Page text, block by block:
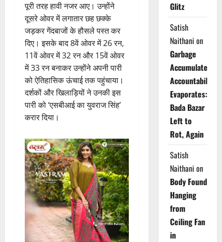
पूरी तरह हावी नजर आए। उन्होंने
दूसरे ओवर में लगातार छह छक्के
जड़कर गेंदबाजों के हौसले पस्त कर
दिए। इसके बाद 8वें ओवर में 26 रन,
11वें ओवर में 32 रन और 15वें ओवर
में 33 रन बनाकर उन्होंने अपनी पारी
को ऐतिहासिक ऊंचाई तक पहुंचाया।
दर्शकों और खिलाड़ियों ने उनकी इस
पारी को ‘एसबीआई का युवराज सिंह’
करार दिया।
Glitz
Satish
Naithani on
Garbage
Accumulates,
Accountability
Evaporates:
Bada Bazar
Left to
Rot, Again
Satish
Naithani on
Body Found
Hanging
from
Ceiling Fan
in